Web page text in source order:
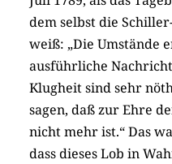
dem selbst die
weiß: „Die Umstände
ausführliche
Klugheit sind sehr
sagen, daß zur Ehre
nicht mehr ist.“ Das
dass dieses Lob in